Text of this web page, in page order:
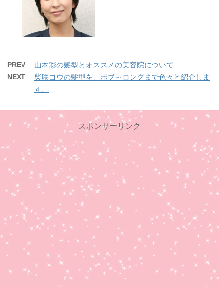
PREV 山本彩の髪型とオススメの美容院について
NEXT
柴咲コウの髪型を、ボブ～ロングまで色々と紹介しま
す。
スポンサーリンク